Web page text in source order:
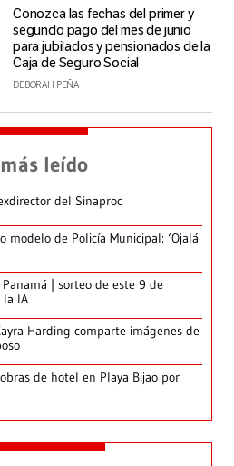
Conozca las fechas del primer y
segundo pago del mes de junio
para jubilados y pensionados de la
Caja de Seguro Social
DEBORAH PEÑA
leído
del Sinaproc
modelo de Policía Municipal: ‘Ojalá
| sorteo de este 9 de
la IA
Harding comparte imágenes de
de hotel en Playa Bijao por